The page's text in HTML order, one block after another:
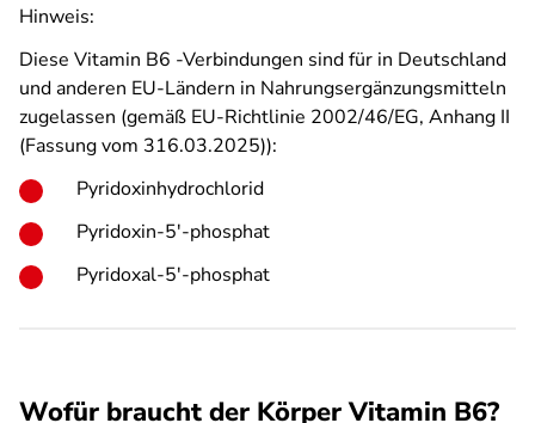
Hinweis:
Diese Vitamin B6 -Verbindungen sind für in Deutschland
und anderen EU-Ländern in Nahrungsergänzungsmitteln
zugelassen (gemäß EU-Richtlinie 2002/46/EG, Anhang II
(Fassung vom 316.03.2025)):
Pyridoxinhydrochlorid
Pyridoxin-5′-phosphat
Pyridoxal-5′-phosphat
Wofür braucht der Körper Vitamin B6?